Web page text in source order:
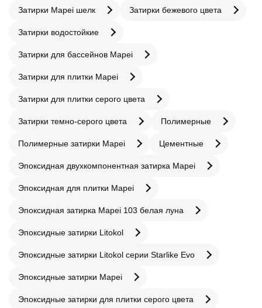
Затирки Mapei шелк Затирки бежевого цвета
Затирки водостойкие
Затирки для бассейнов Mapei
Затирки для плитки Mapei
Затирки для плитки серого цвета
Затирки темно-серого цвета Полимерные
Полимерные затирки Mapei Цементные
Эпоксидная двухкомпонентная затирка Mapei
Эпоксидная для плитки Mapei
Эпоксидная затирка Mapei 103 белая луна
Эпоксидные затирки Litokol
Эпоксидные затирки Litokol серии Starlike Evo
Эпоксидные затирки Mapei
Эпоксидные затирки для плитки серого цвета